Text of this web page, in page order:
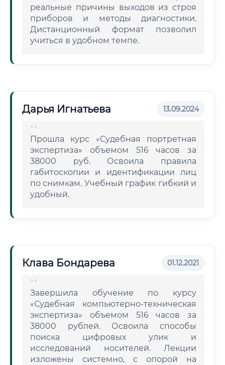
реальные причины выходов из строя
приборов и методы диагностики.
Дистанционный формат позволил
учиться в удобном темпе.
Дарья Игнатьева 13.09.2024
Прошла курс «Судебная портретная
экспертиза» объемом 516 часов за
38000 руб. Освоила правила
габитоскопии и идентификации лиц
по снимкам. Учебный график гибкий и
удобный.
Клава Бондарева 01.12.2021
Завершила обучение по курсу
«Судебная компьютерно-техническая
экспертиза» объемом 516 часов за
38000 рублей. Освоила способы
поиска цифровых улик и
исследований носителей. Лекции
изложены системно, с опорой на